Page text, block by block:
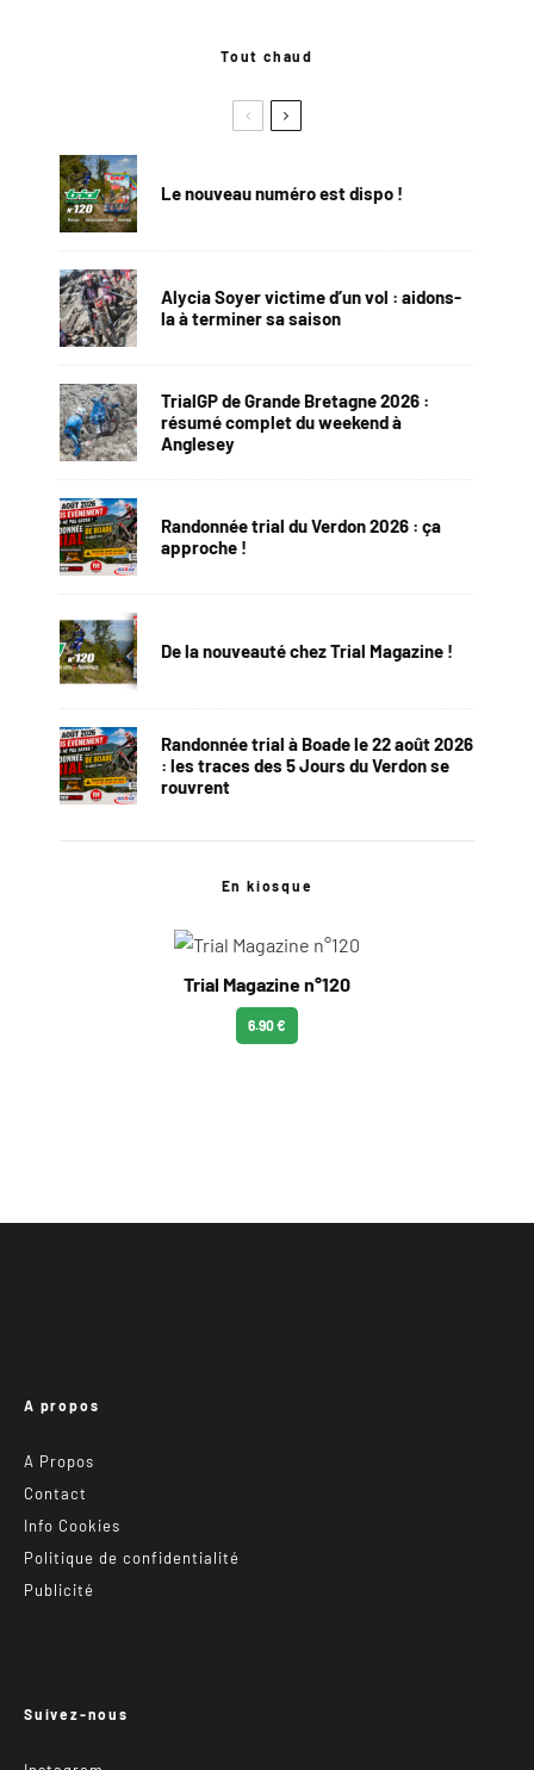
Tout chaud
Le nouveau numéro est dispo !
Alycia Soyer victime d’un vol : aidons-
la à terminer sa saison
TrialGP de Grande Bretagne 2026 :
résumé complet du weekend à
Anglesey
Randonnée trial du Verdon 2026 : ça
approche !
De la nouveauté chez Trial Magazine !
Randonnée trial à Boade le 22 août 2026
: les traces des 5 Jours du Verdon se
rouvrent
En kiosque
Trial Magazine n°120
6.90 €
A propos
A Propos
Contact
Info Cookies
Politique de confidentialité
Publicité
Suivez-nous